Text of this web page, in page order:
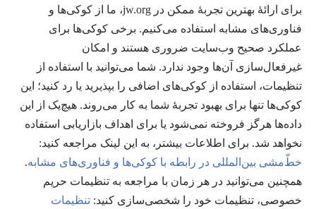
برای ارائهٔ بهترین تجربهٔ ممکن در jw.org، ما از کوکی‌ها و
فناوری‌های مشابه استفاده می‌کنیم. برخی کوکی‌ها برای
عملکرد صحیح وب‌سایت ضروری هستند و امکان
غیرفعال‌سازی آن‌ها وجود ندارد. شما می‌توانید با استفاده از
تنظیمات، استفاده از کوکی‌های اضافی را بپذیرید یا رد کنید؛ این
کوکی‌ها تنها برای بهبود تجربهٔ شما به کار می‌روند. هیچ‌یک از این
داده‌ها هرگز فروخته نمی‌شود یا برای اهداف بازاریابی استفاده
نخواهد شد. برای اطلاعات بیشتر، به این لینک مراجعه کنید:‏
خطّ‌مشی بین‌المللی در رابطه با کوکی‌ها و فناوری‌های مشابه.
همچنین می‌توانید در هر زمان با مراجعه به تنظیمات حریم
خصوصی، تنظیمات خود را شخصی‌سازی کنید:‏ تنظیمات
(پنجره‌ای
جدید
می‌شود)
کتابخانهٔ آنلاین نشریات شاهدان یَهُوَه
(پنجره‌ای
جدید
می‌شود)
JW Hub
®
(پنجره‌ای
باز
می‌شود)
®
JW Library
Watchtower Library